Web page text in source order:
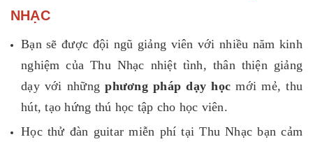
NHẠC
Bạn sẽ được đội ngũ giảng viên với nhiều năm kinh
nghiệm của Thu Nhạc nhiệt tình, thân thiện giảng
dạy với nhữngphương pháp dạy học mới mẻ, thu
hút, tạo hứng thú học tập cho học viên.
Học thử đàn guitar miễn phí tại Thu Nhạc bạn cảm